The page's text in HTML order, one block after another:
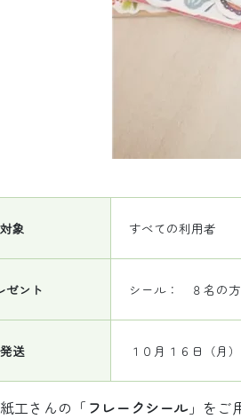
対象 すべての利用者
ゼント シール： ８名の方
発送 １０月１６日（月）
工さんの「 フレークシール」をご